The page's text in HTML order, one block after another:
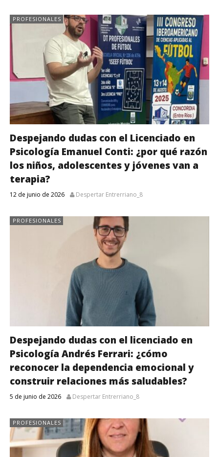
PROFESIONALES
Despejando dudas con el Licenciado en
Psicología Emanuel Conti: ¿por qué razón
los niños, adolescentes y jóvenes van a
terapia?
12 de junio de 2026 Despertar Entrerriano_8
PROFESIONALES
Despejando dudas con el licenciado en
Psicología Andrés Ferrari: ¿cómo
reconocer la dependencia emocional y
construir relaciones más saludables?
5 de junio de 2026 Despertar Entrerriano_8
PROFESIONALES